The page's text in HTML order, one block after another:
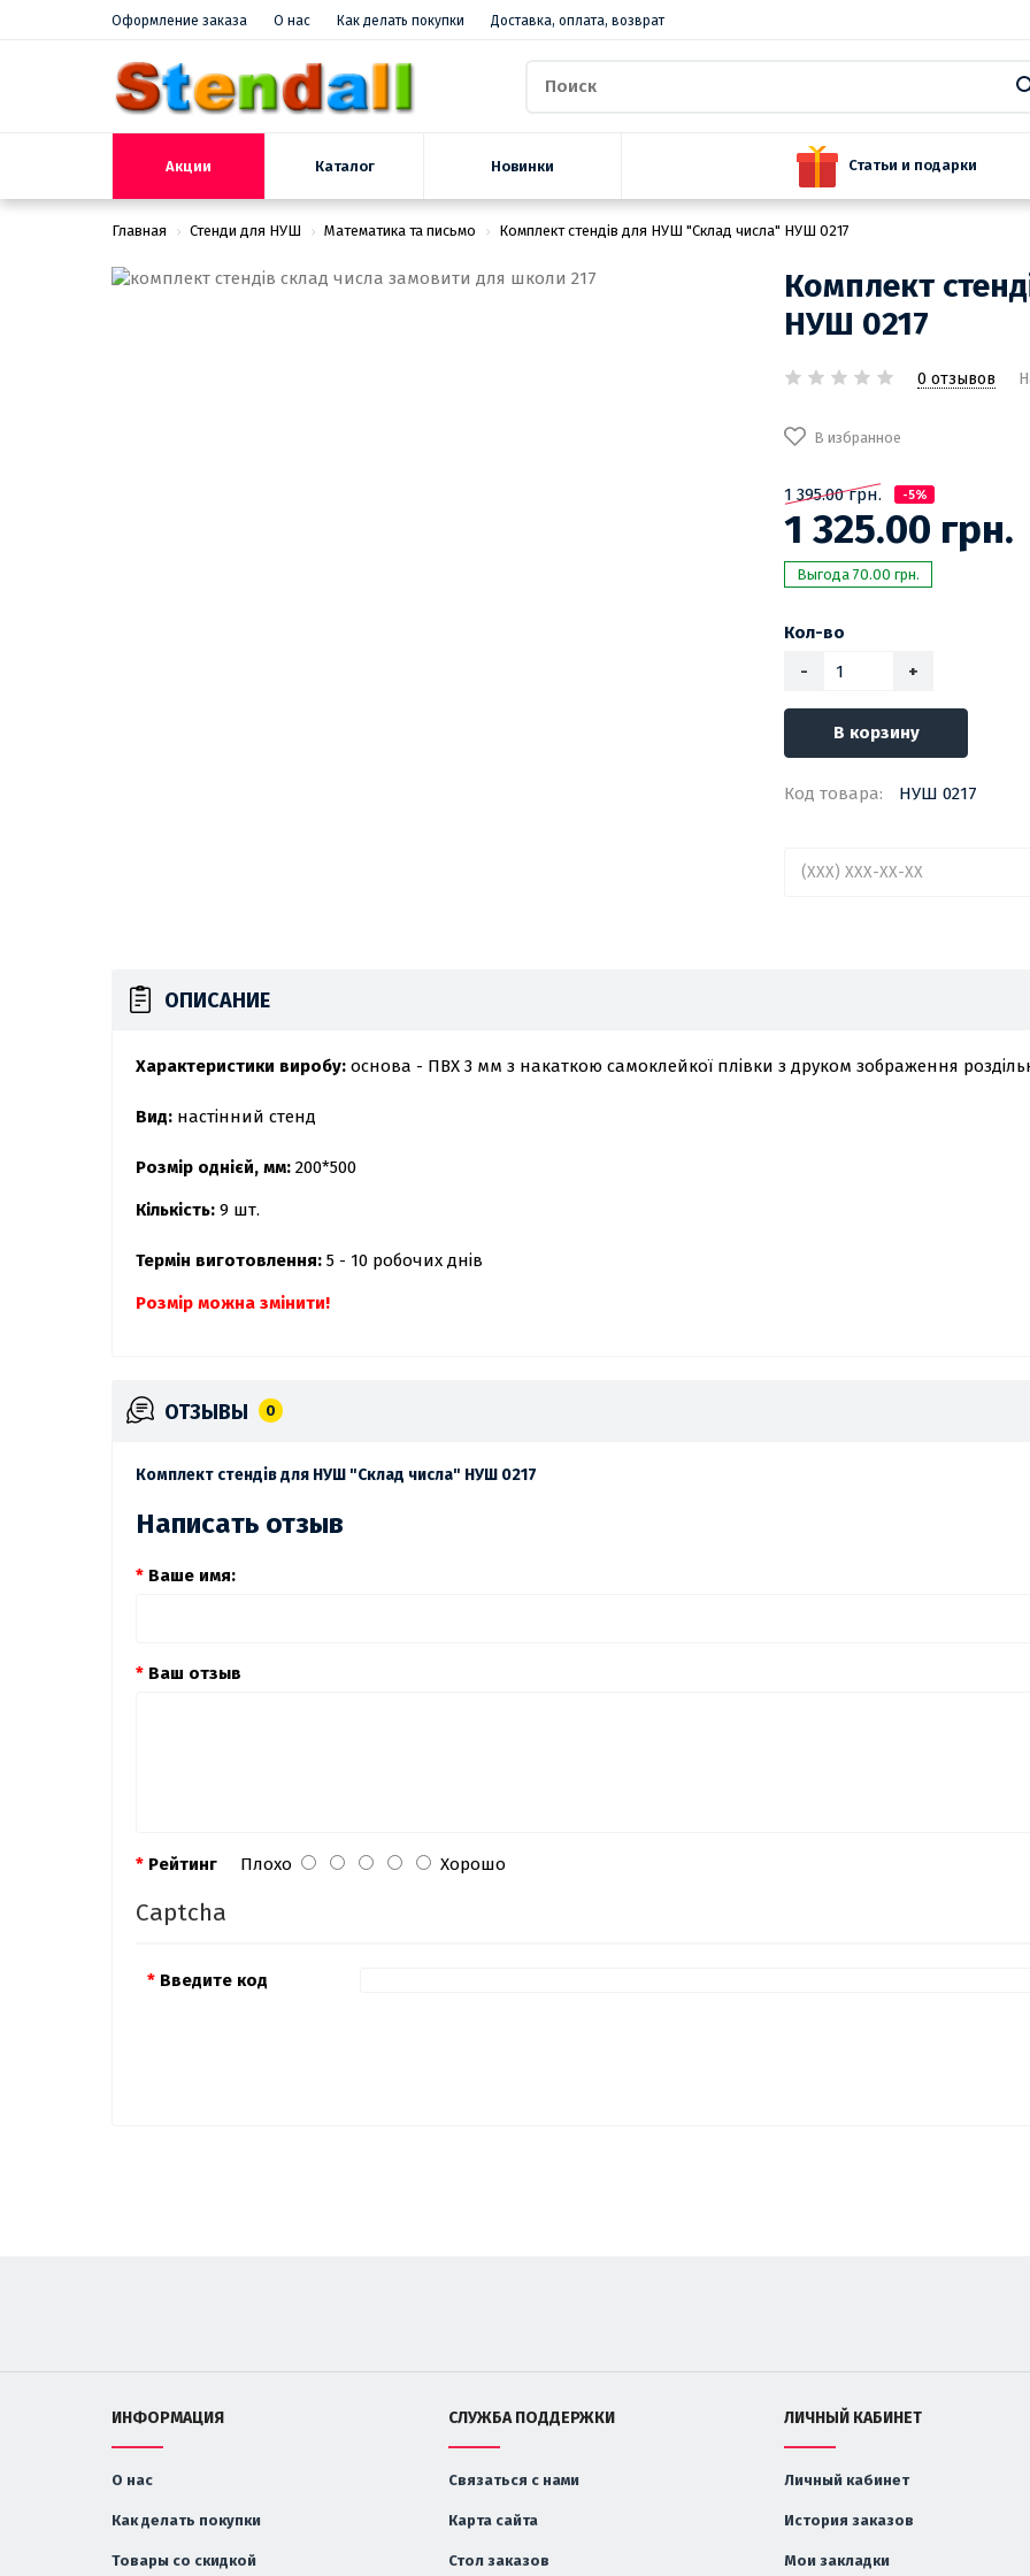
Оформление заказа О нас Как делать покупки Доставка, оплата, возврат
Акции Каталог Новинки Статьи и подарки
Главная Стенди для НУШ Математика та письмо Комплект стендів для НУШ "Склад числа" НУШ 0217
Комплект
НУШ 0217
0 отзывов
В избранное
1 395.00 грн. -5%
1 325.00 грн.
Выгода 70.00 грн.
Кол-во
-
+
В корзину
Код товара: НУШ 0217
ОПИСАНИЕ
Характеристики виробу: основа - ПВХ 3 мм з накаткою самоклейкої плівки з друком зображення
Вид: настінний стенд
Розмір однієй, мм: 200*500
Кількість: 9 шт.
Термін виготовлення: 5 - 10 робочих днів
Розмір можна змінити!
ОТЗЫВЫ 0
Комплект стендів для НУШ "Склад числа" НУШ 0217
Написать отзыв
Ваше имя:
Ваш отзыв
Рейтинг Плохо Хорошо
Captcha
Введите код
ИНФОРМАЦИЯ
О нас
Как делать покупки
Товары со скидкой
СЛУЖБА ПОДДЕРЖКИ
Связаться с нами
Карта сайта
Стол заказов
ЛИЧНЫЙ КАБИНЕТ
Личный кабинет
История заказов
Мои закладки